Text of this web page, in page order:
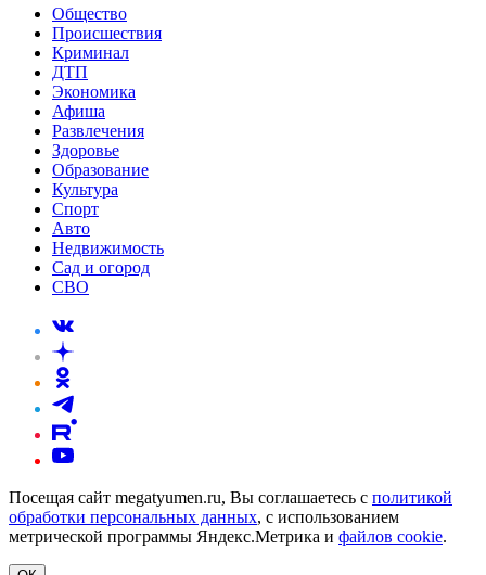
Общество
Происшествия
Криминал
ДТП
Экономика
Афиша
Развлечения
Здоровье
Образование
Культура
Спорт
Авто
Недвижимость
Сад и огород
СВО
Посещая сайт megatyumen.ru, Вы соглашаетесь с политикой
обработки персональных данных, с использованием
метрической программы Яндекс.Метрика и файлов cookie.